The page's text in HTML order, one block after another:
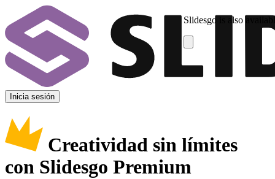
Slidesgo is also
Inicia sesión
Creatividad sin límites
con Slidesgo Premium